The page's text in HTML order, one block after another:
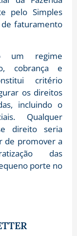
pelo Simples
de faturamento
um regime
cobrança e
critério
os direitos
incluindo o
Qualquer
direito seria
de promover a
das
porte no